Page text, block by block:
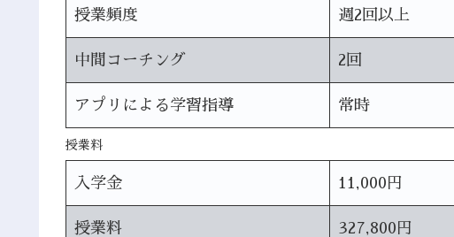
授業頻度 週2回以上
中間コーチング 2回
アプリによる学習指導 常時
授業料
入学金 11,000円
授業料 327,800円